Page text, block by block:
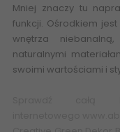
Mniej znaczy tu
funkcji. Ośrodkiem
wnętrza
naturalnymi
swoimi wartościami i